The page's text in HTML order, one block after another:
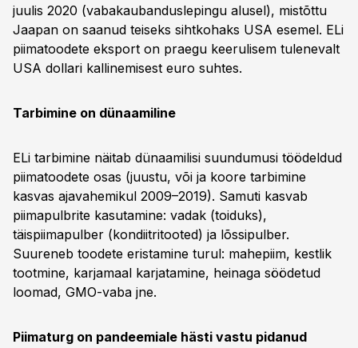
juulis 2020 (vabakaubanduslepingu alusel), mistõttu
Jaapan on saanud teiseks sihtkohaks USA esemel. ELi
piimatoodete eksport on praegu keerulisem tulenevalt
USA dollari kallinemisest euro suhtes.
Tarbimine on dünaamiline
ELi tarbimine näitab dünaamilisi suundumusi töödeldud
piimatoodete osas (juustu, või ja koore tarbimine
kasvas ajavahemikul 2009–2019). Samuti kasvab
piimapulbrite kasutamine: vadak (toiduks),
täispiimapulber (kondiitritooted) ja lõssipulber.
Suureneb toodete eristamine turul: mahepiim, kestlik
tootmine, karjamaal karjatamine, heinaga söödetud
loomad, GMO-vaba jne.
Piimaturg on pandeemiale hästi vastu pidanud